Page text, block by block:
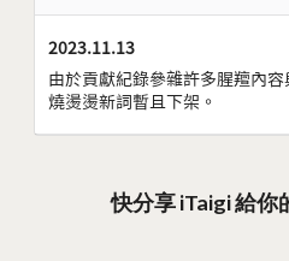
2023.11.13
由於貢獻紀錄參雜許多腥羶內
燒燙燙新詞暫且下架。
快分享 iTaigi 給你